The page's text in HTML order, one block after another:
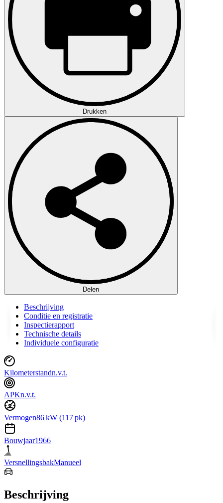
Drukken
Delen
Beschrijving
Conditie en registratie
Inspectierapport
Technische details
Individuele configuratie
Kilometerstandn.v.t.
APKn.v.t.
Vermogen86 kW (117 pk)
Bouwjaar1966
VersnellingsbakManueel
Beschrijving